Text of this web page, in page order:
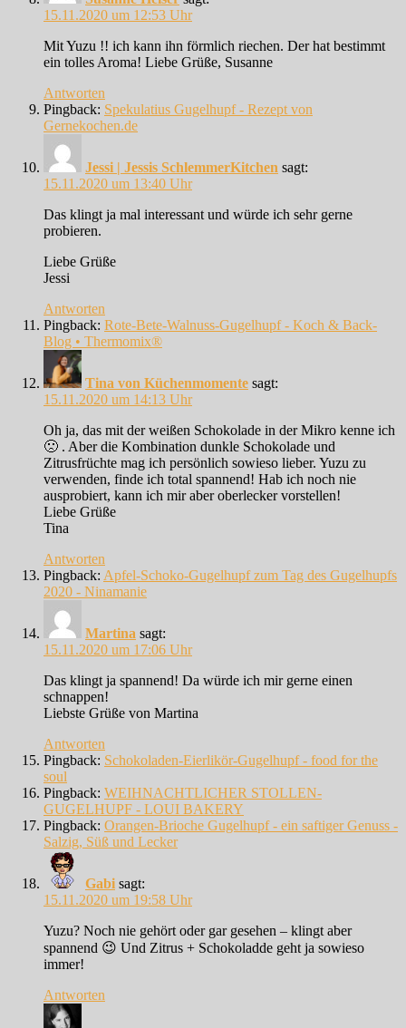
15.11.2020 um 12:53 Uhr
Mit Yuzu !! ich kann ihn förmlich riechen. Der hat bestimmt
ein tolles Aroma! Liebe Grüße, Susanne
Antworten
Pingback: Spekulatius Gugelhupf - Rezept von
Gernekochen.de
Jessi | Jessis SchlemmerKitchen sagt:
15.11.2020 um 13:40 Uhr
Das klingt ja mal interessant und würde ich sehr gerne
probieren.
Liebe Grüße
Jessi
Antworten
Pingback: Rote-Bete-Walnuss-Gugelhupf - Koch & Back-
Blog • Thermomix®
Tina von Küchenmomente sagt:
15.11.2020 um 14:13 Uhr
Oh ja, das mit der weißen Schokolade in der Mikro kenne ich
🙁 . Aber die Kombination dunkle Schokolade und
Zitrusfrüchte mag ich persönlich sowieso lieber. Yuzu zu
verwenden, finde ich total spannend! Hab ich noch nie
ausprobiert, kann ich mir aber oberlecker vorstellen!
Liebe Grüße
Tina
Antworten
Pingback: Apfel-Schoko-Gugelhupf zum Tag des Gugelhupfs
2020 - Ninamanie
Martina sagt:
15.11.2020 um 17:06 Uhr
Das klingt ja spannend! Da würde ich mir gerne einen
schnappen!
Liebste Grüße von Martina
Antworten
Pingback: Schokoladen-Eierlikör-Gugelhupf - food for the
soul
Pingback: WEIHNACHTLICHER STOLLEN-
GUGELHUPF - LOUI BAKERY
Pingback: Orangen-Brioche Gugelhupf - ein saftiger Genuss -
Salzig, Süß und Lecker
Gabi sagt:
15.11.2020 um 19:58 Uhr
Yuzu? Noch nie gehört oder gar gesehen – klingt aber
spannend 😉 Und Zitrus + Schokoladde geht ja sowieso
immer!
Antworten